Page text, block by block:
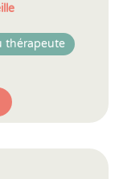
thérapeute